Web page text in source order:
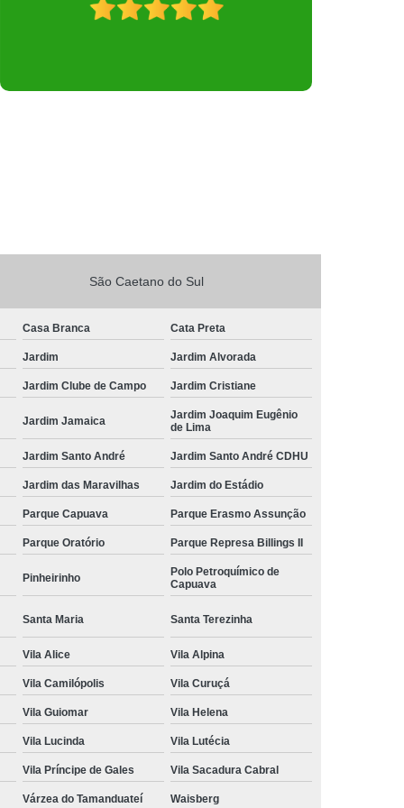
São Caetano do Sul
Casa Branca Cata Preta
Jardim Jardim Alvorada
Jardim Clube de Campo Jardim Cristiane
Jardim Jamaica
Jardim Joaquim Eugênio
de Lima
Jardim Santo André Jardim Santo André CDHU
Jardim das Maravilhas Jardim do Estádio
Parque Capuava Parque Erasmo Assunção
Parque Oratório Parque Represa Billings II
Pinheirinho
Polo Petroquímico de
Capuava
Santa Maria Santa Terezinha
Vila Alice Vila Alpina
Vila Camilópolis Vila Curuçá
Vila Guiomar Vila Helena
Vila Lucinda Vila Lutécia
Vila Príncipe de Gales Vila Sacadura Cabral
Várzea do Tamanduateí Waisberg